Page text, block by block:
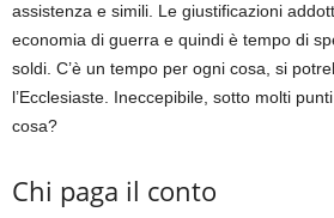
assistenza e simili. Le giustificazioni
economia di guerra e quindi è tempo di
soldi. C’è un tempo per ogni cosa, si
l’Ecclesiaste. Ineccepibile, sotto molti
cosa?
Chi paga il conto